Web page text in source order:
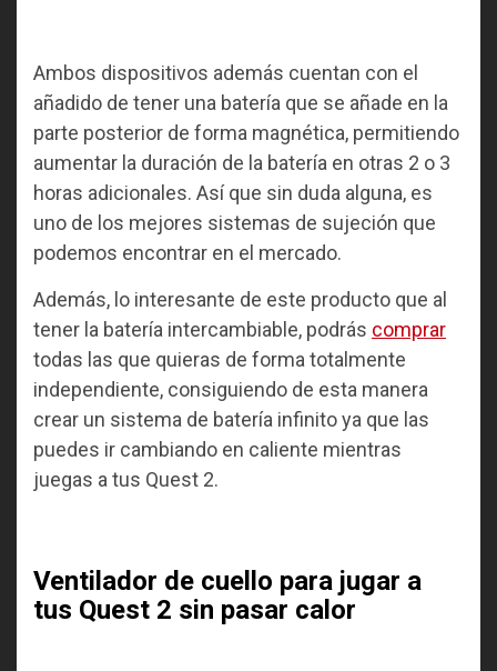
Ambos dispositivos además cuentan con el
añadido de tener una batería que se añade en la
parte posterior de forma magnética, permitiendo
aumentar la duración de la batería en otras 2 o 3
horas adicionales. Así que sin duda alguna, es
uno de los mejores sistemas de sujeción que
podemos encontrar en el mercado.
Además, lo interesante de este producto que al
tener la batería intercambiable, podrás comprar
todas las que quieras de forma totalmente
independiente, consiguiendo de esta manera
crear un sistema de batería infinito ya que las
puedes ir cambiando en caliente mientras
juegas a tus Quest 2.
Ventilador de cuello para jugar a
tus Quest 2 sin pasar calor